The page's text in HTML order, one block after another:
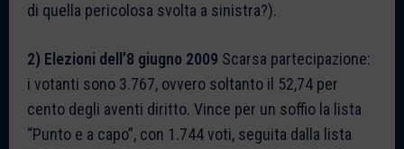
di quella pericolosa svolta a sinistra?).
2) Elezioni dell’8 giugno 2009 Scarsa partecipazione:
i votanti sono 3.767, ovvero soltanto il 52,74 per
cento degli aventi diritto. Vince per un soffio la lista
“Punto e a capo”, con 1.744 voti, seguita dalla lista